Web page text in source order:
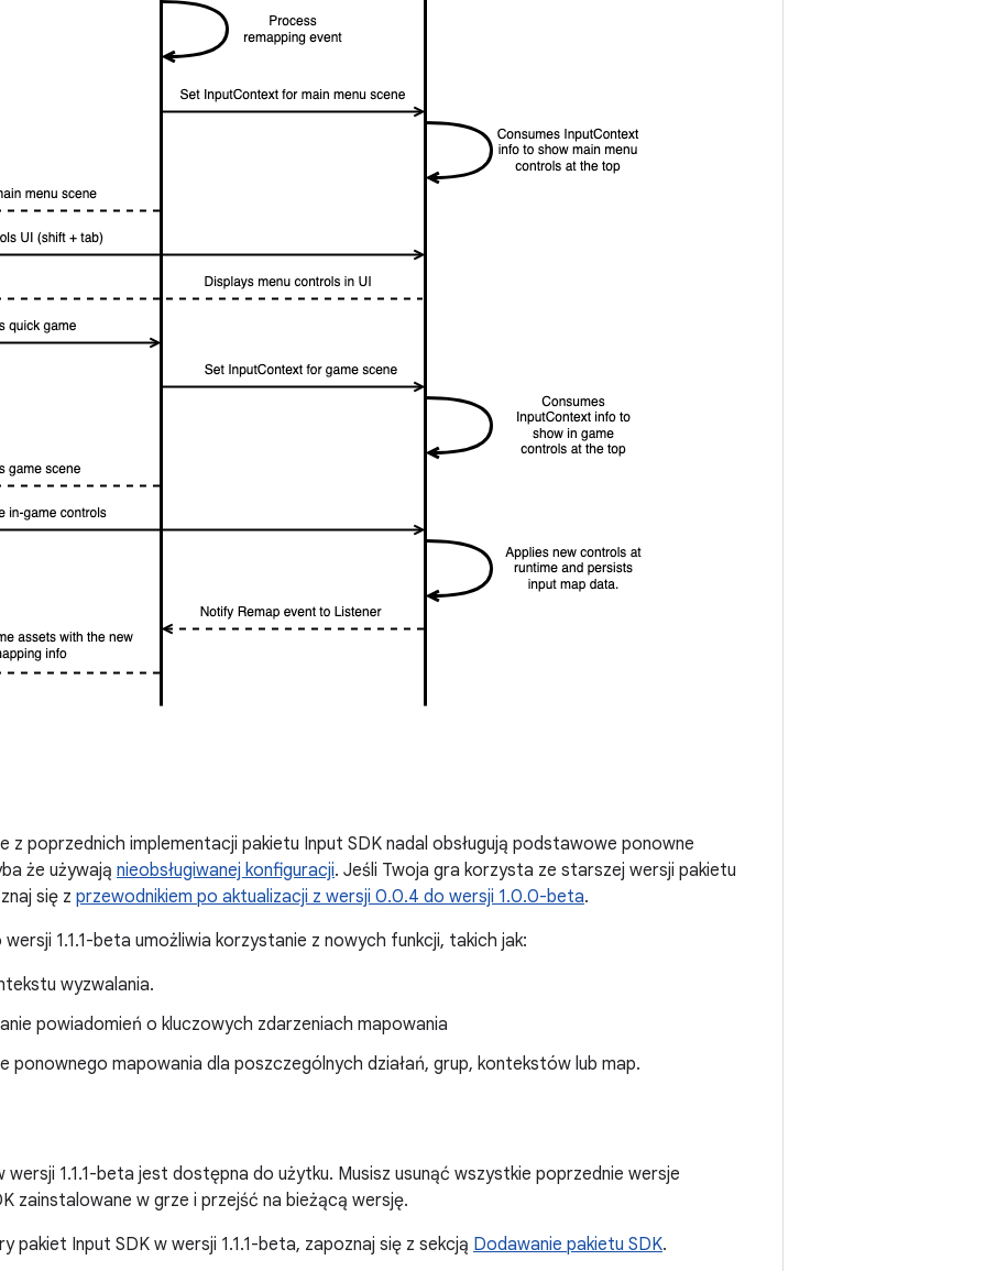
z poprzednich implementacji pakietu Input SDK nadal obsługują podstawowe ponowne
że używają nieobsługiwanej konfiguracji. Jeśli Twoja gra korzysta ze starszej wersji pakietu
się z przewodnikiem po aktualizacji z wersji 0.0.4 do wersji 1.0.0-beta.
wersji 1.1.1-beta umożliwia korzystanie z nowych funkcji, takich jak:
wyzwalania.
powiadomień o kluczowych zdarzeniach mapowania
ponownego mapowania dla poszczególnych działań, grup, kontekstów lub map.
wersji 1.1.1-beta jest dostępna do użytku. Musisz usunąć wszystkie poprzednie wersje
zainstalowane w grze i przejść na bieżącą wersję.
pakiet Input SDK w wersji 1.1.1-beta, zapoznaj się z sekcją Dodawanie pakietu SDK.